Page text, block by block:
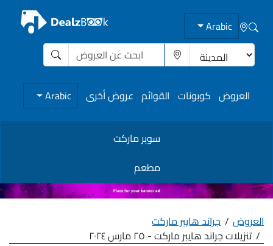
Arabic
العروض كوبونات القوائم عروض أخرى Arabic
سوبر ماركت
مطعم
العروض
جراند هايبر ماركت
تنزيلات جراند هايبر ماركت - ٢٥ مارس ٢٠٢٤